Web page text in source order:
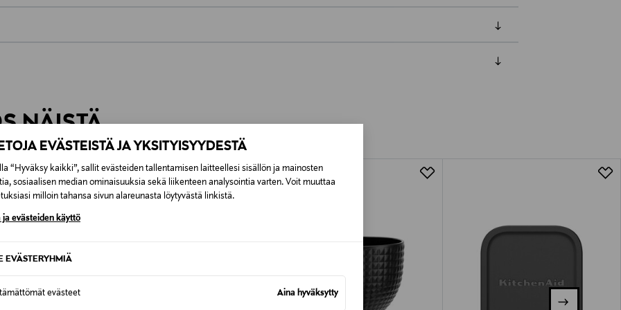
EVÄSTEISTÄ JA YKSITYISYYDESTÄ
“Hyväksy kaikki”, sallit evästeiden tallentamisen laitteellesi sisällön ja mainosten
sosiaalisen median ominaisuuksia sekä liikenteen analysointia varten. Voit muuttaa
milloin tahansa sivun alareunasta löytyvästä linkistä.
ja evästeiden käyttö
EVÄSTERYHMIÄ
evästeet Aina hyväksytty
7,90 €–50,00 € kuljetusyhtiöstä ja tuotteen koosta riippuen
Alk. 6,90 €, kun toimitus on saatavilla valittuun osoitteeseen.
NÄISTÄ